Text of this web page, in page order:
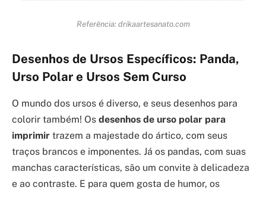
Referência: drikaartesanato.com
Desenhos de Ursos Específicos: Panda,
Urso Polar e Ursos Sem Curso
O mundo dos ursos é diverso, e seus desenhos para
colorir também! Os desenhos de urso polar para
imprimir trazem a majestade do ártico, com seus
traços brancos e imponentes. Já os pandas, com suas
manchas características, são um convite à delicadeza
e ao contraste. E para quem gosta de humor, os